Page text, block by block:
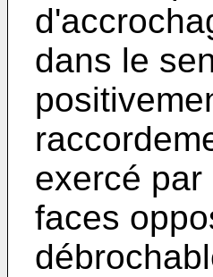
dans le
exercé
faces